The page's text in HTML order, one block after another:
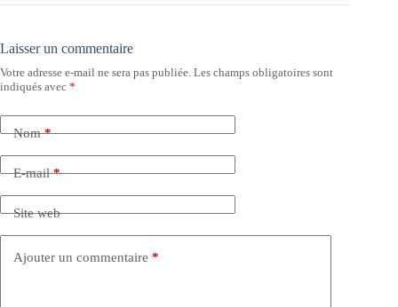
Laisser un commentaire
Votre adresse e-mail ne sera pas publiée. Les champs obligatoires sont
indiqués avec *
Nom*
E-mail*
Site web
Ajouter un commentaire *